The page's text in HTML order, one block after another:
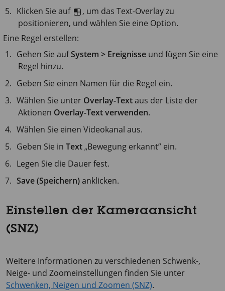
Klicken Sie auf
, um das Text-Overlay zu
positionieren, und wählen Sie eine Option.
Eine Regel erstellen:
Gehen Sie aufSystem > Ereignisse und fügen Sie eine
Regel hinzu.
Geben Sie einen Namen für die Regel ein.
Wählen Sie unter Overlay-Textaus der Liste der
Aktionen Overlay-Text verwenden.
Wählen Sie einen Videokanal aus.
Geben Sie inText„Bewegung erkannt” ein.
Legen Sie die Dauer fest.
Save (Speichern)anklicken.
Einstellen der Kameraansicht
(SNZ)
Weitere Informationen zu verschiedenen Schwenk-,
Neige- und Zoomeinstellungen finden Sie unter
Schwenken, Neigen und Zoomen (SNZ).